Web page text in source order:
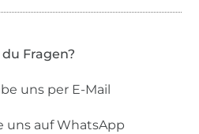
Fragen?
uns per E-Mail
uns auf WhatsApp